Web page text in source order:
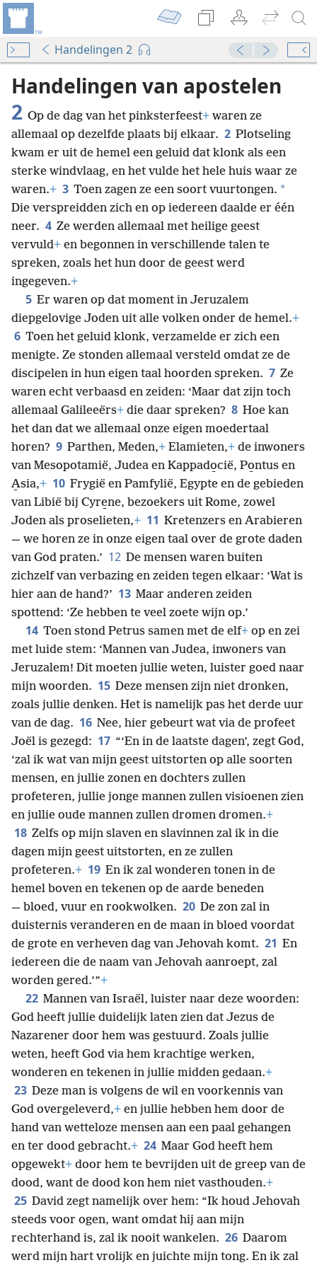
Handelingen 2
Handelingen van apostelen
2 Op de dag van het pinksterfeest+ waren ze
allemaal op dezelfde plaats bij elkaar. 2 Plotseling
kwam er uit de hemel een geluid dat klonk als een
sterke windvlaag, en het vulde het hele huis waar ze
waren.+ 3 Toen zagen ze een soort vuurtongen. *
Die verspreidden zich en op iedereen daalde er één
neer. 4 Ze werden allemaal met heilige geest
vervuld+ en begonnen in verschillende talen te
spreken, zoals het hun door de geest werd
ingegeven.+
5 Er waren op dat moment in Jeruzalem
diepgelovige Joden uit alle volken onder de hemel.+
6 Toen het geluid klonk, verzamelde er zich een
menigte. Ze stonden allemaal versteld omdat ze de
discipelen in hun eigen taal hoorden spreken. 7 Ze
waren echt verbaasd en zeiden: ‘Maar dat zijn toch
allemaal Galileeërs+ die daar spreken? 8 Hoe kan
het dan dat we allemaal onze eigen moedertaal
horen? 9 Parthen, Meden,+ Elamieten,+ de inwoners
van Mesopotamië, Judea en Kappado̱cië, Po̱ntus en
A̱sia,+ 10 Frygië en Pamfylië, Egypte en de gebieden
van Libië bij Cyre̱ne, bezoekers uit Rome, zowel
Joden als proselieten,+ 11 Kretenzers en Arabieren
— we horen ze in onze eigen taal over de grote daden
van God praten.’ 12 De mensen waren buiten
zichzelf van verbazing en zeiden tegen elkaar: ‘Wat is
hier aan de hand?’ 13 Maar anderen zeiden
spottend: ‘Ze hebben te veel zoete wijn op.’
14 Toen stond Petrus samen met de elf+ op en zei
met luide stem: ‘Mannen van Judea, inwoners van
Jeruzalem! Dit moeten jullie weten, luister goed naar
mijn woorden. 15 Deze mensen zijn niet dronken,
zoals jullie denken. Het is namelijk pas het derde uur
van de dag. 16 Nee, hier gebeurt wat via de profeet
Joël is gezegd: 17 “‘En in de laatste dagen’, zegt God,
‘zal ik wat van mijn geest uitstorten op alle soorten
mensen, en jullie zonen en dochters zullen
profeteren, jullie jonge mannen zullen visioenen zien
en jullie oude mannen zullen dromen dromen.+
18 Zelfs op mijn slaven en slavinnen zal ik in die
dagen mijn geest uitstorten, en ze zullen
profeteren.+ 19 En ik zal wonderen tonen in de
hemel boven en tekenen op de aarde beneden
— bloed, vuur en rookwolken. 20 De zon zal in
duisternis veranderen en de maan in bloed voordat
de grote en verheven dag van Jehovah komt. 21 En
iedereen die de naam van Jehovah aanroept, zal
worden gered.’”+
22 Mannen van Israël, luister naar deze woorden:
God heeft jullie duidelijk laten zien dat Jezus de
Nazarener door hem was gestuurd. Zoals jullie
weten, heeft God via hem krachtige werken,
wonderen en tekenen in jullie midden gedaan.+
23 Deze man is volgens de wil en voorkennis van
God overgeleverd,+ en jullie hebben hem door de
hand van wetteloze mensen aan een paal gehangen
en ter dood gebracht.+ 24 Maar God heeft hem
opgewekt+ door hem te bevrijden uit de greep van de
dood, want de dood kon hem niet vasthouden.+
25 David zegt namelijk over hem: “Ik houd Jehovah
steeds voor ogen, want omdat hij aan mijn
rechterhand is, zal ik nooit wankelen. 26 Daarom
werd mijn hart vrolijk en juichte mijn tong. En ik zal